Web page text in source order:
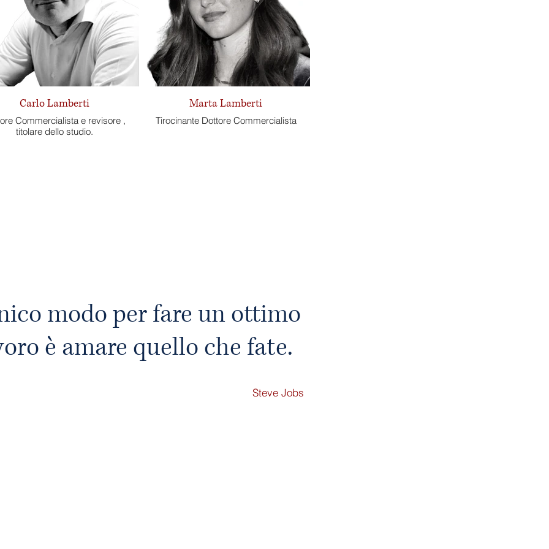
Carlo Lamberti
Commercialista e revisore ,
titolare dello studio.
Marta Lamberti
Tirocinante Dottore Commercialista
modo per fare un ottimo
è amare quello che fate.
Steve Jobs